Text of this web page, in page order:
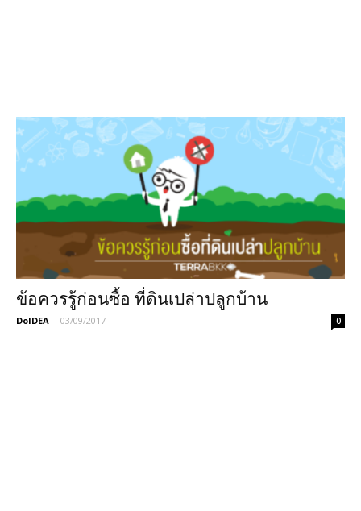
ข้อควรรู้ก่อนซื้อ ที่ดินเปล่าปลูกบ้าน
DoIDEA - 03/09/2017 0